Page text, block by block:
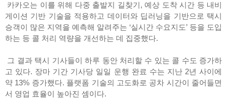
카카오는 이를 위해 다중 출발지 길찾기, 예상 도착 시간 등 내비
게이션 기반 기술을 적용하고 데이터와 딥러닝을 기반으로 택시
승객이 많은 지역을 예측해 알려주는 ‘실시간 수요지도’ 등을 도입
하는 등 콜 처리 역량을 개선하는 데 집중했다.
그 결과 택시 기사들이 하루 동안 처리할 수 있는 콜 수도 증가하
고 있다. 장마 기간 기사당 일일 운행 완료 수는 지난 2년 사이에
약 13% 증가했다. 플랫폼 기술의 고도화로 공차 시간이 줄어들면
서 영업 효율이 높아진 셈이다.